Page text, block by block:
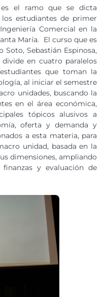
el ramo que se dicta
estudiantes de primer
Comercial en la
María. El curso que es
Sebastián Espinosa,
en cuatro paralelos
que toman la
al iniciar el semestre
unidades, buscando la
en el área económica,
tópicos alusivos a
oferta y demanda y
a esta materia, para
unidad, basada en la
dimensiones, ampliando
y evaluación de